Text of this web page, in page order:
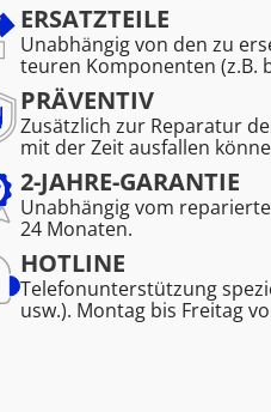
ERSATZTEILE
Unabhängig von den zu
teuren Komponenten (z.B.
PRÄVENTIV
Zusätzlich zur Reparatur
mit der Zeit ausfallen
2-JAHRE-GARANTIE
Unabhängig vom
24 Monaten.
HOTLINE
Telefonunterstützung
usw.). Montag bis Freitag